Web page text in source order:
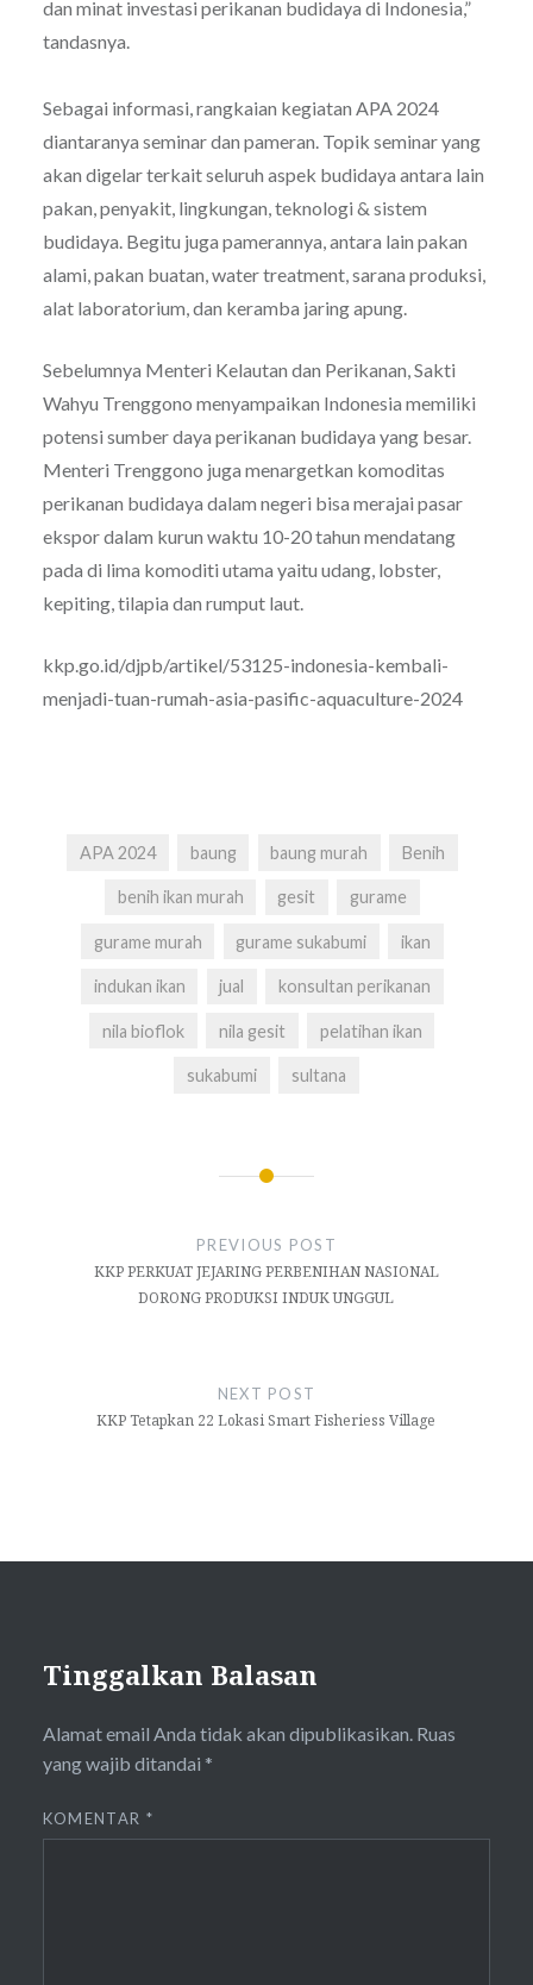
dan minat investasi perikanan budidaya di Indonesia,”
tandasnya.
Sebagai informasi, rangkaian kegiatan APA 2024
diantaranya seminar dan pameran. Topik seminar yang
akan digelar terkait seluruh aspek budidaya antara lain
pakan, penyakit, lingkungan, teknologi & sistem
budidaya. Begitu juga pamerannya, antara lain pakan
alami, pakan buatan, water treatment, sarana produksi,
alat laboratorium, dan keramba jaring apung.
Sebelumnya Menteri Kelautan dan Perikanan, Sakti
Wahyu Trenggono menyampaikan Indonesia memiliki
potensi sumber daya perikanan budidaya yang besar.
Menteri Trenggono juga menargetkan komoditas
perikanan budidaya dalam negeri bisa merajai pasar
ekspor dalam kurun waktu 10-20 tahun mendatang
pada di lima komoditi utama yaitu udang, lobster,
kepiting, tilapia dan rumput laut.
kkp.go.id/djpb/artikel/53125-indonesia-kembali-
menjadi-tuan-rumah-asia-pasific-aquaculture-2024
APA 2024 baung baung murah Benih
benih ikan murah gesit gurame
gurame murah gurame sukabumi ikan
indukan ikan jual konsultan perikanan
nila bioflok nila gesit pelatihan ikan
sukabumi sultana
PREVIOUS POST
KKP PERKUAT JEJARING PERBENIHAN NASIONAL
DORONG PRODUKSI INDUK UNGGUL
NEXT POST
KKP Tetapkan 22 Lokasi Smart Fisheriess Village
Tinggalkan Balasan
Alamat email Anda tidak akan dipublikasikan. Ruas
yang wajib ditandai *
KOMENTAR *